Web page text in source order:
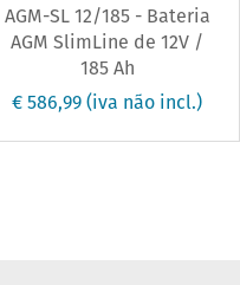
AGM-SL 12/185 - Bateria
AGM SlimLine de 12V /
185 Ah
€ 586,99(iva não incl.)